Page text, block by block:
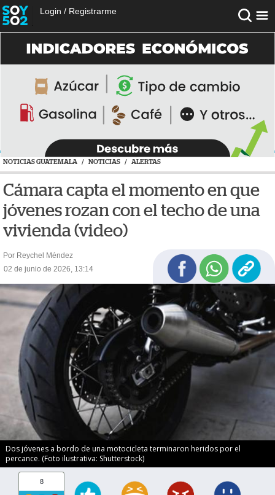
Login / Registrarme
NOTICIAS GUATEMALA / NOTICIAS / ALERTAS
Cámara capta el momento en que
jóvenes rozan con el techo de una
vivienda (video)
Por Reychel Méndez
02 de junio de 2026, 13:14
Dos jóvenes a bordo de una motocicleta terminaron heridos por el
percance. (Foto ilustrativa: Shutterstock)
8